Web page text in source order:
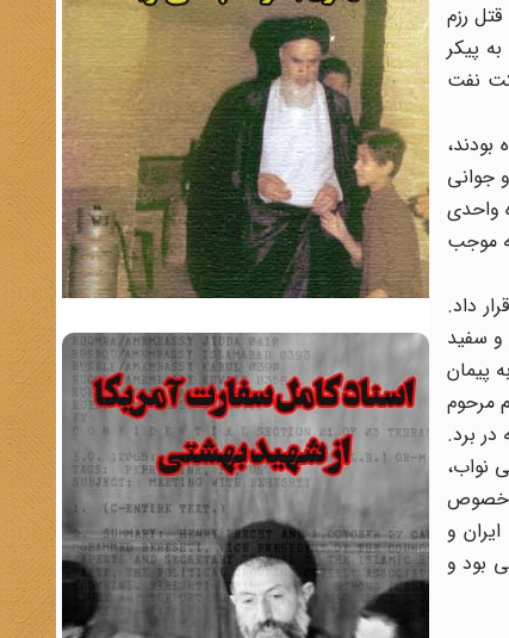
رزم
پیکر
نفت
جوانی
بیگانه پرست را به جزای اعمال خود رسانید. در مرداد 1331، ماده واحدی
موجب
داد.
و سفید
پیمان
برای شرکت در ختم مرحوم
برد.
نواب،
خصوص
و
بود و